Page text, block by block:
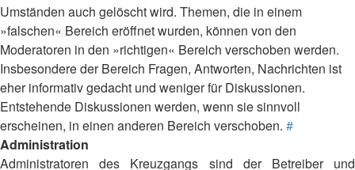
Umständen auch gelöscht wird. Themen, die in einem
»falschen« Bereich eröffnet wurden, können von den
Moderatoren in den »richtigen« Bereich verschoben werden.
Insbesondere der Bereich Fragen, Antworten, Nachrichten ist
eher informativ gedacht und weniger für Diskussionen.
Entstehende Diskussionen werden, wenn sie sinnvoll
erscheinen, in einen anderen Bereich verschoben. #
Administration
Administratoren des Kreuzgangs sind der Betreiber und